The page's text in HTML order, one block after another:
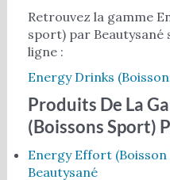
Retrouvez la gamme
sport) par
ligne :
Energy Drinks
Produits De La
(Boissons Sport)
Energy Effort
Beautysané